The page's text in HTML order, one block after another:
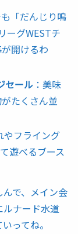
「だんじり鳴
ーグWESTチ
開けるわ
セール ：美味
たくさん並
やフライング
遊べるブース
で、メイン会
ナード水道
ってね。